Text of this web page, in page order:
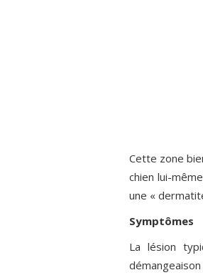
Cette zone
chien lui-
une «
Symptômes
La lésion